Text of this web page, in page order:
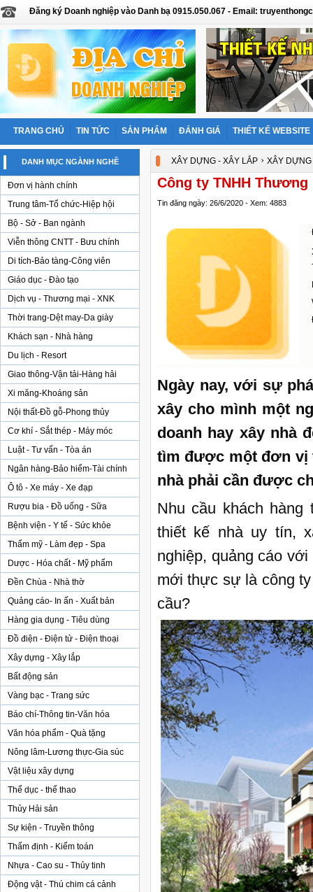
Đăng ký Doanh nghiệp vào Danh bạ 0915.050.067 - Email:
TRANG CHỦ TIN TỨC SẢN PHẨM ĐÁNH GIÁ THIẾT KẾ WEBSITE
DANH MỤC NGÀNH NGHỀ
Đơn vị hành chính
Trung tâm-Tổ chức-Hiệp hội
Bộ - Sở - Ban ngành
Viễn thông CNTT - Bưu chính
Di tích-Bảo tàng-Công viên
Giáo dục - Đào tạo
Dịch vụ - Thương mại - XNK
Thời trang-Dệt may-Da giày
Khách sạn - Nhà hàng
Du lịch - Resort
Giao thông-Vận tải-Hàng hải
Xi măng-Khoáng sản
Nội thất-Đồ gỗ-Phong thủy
Cơ khí - Sắt thép - Máy móc
Luật - Tư vấn - Tòa án
Ngân hàng-Bảo hiểm-Tài chính
Ô tô - Xe máy - Xe đạp
Rượu bia - Đồ uống - Sữa
Bệnh viện - Y tế - Sức khỏe
Thẩm mỹ - Làm đẹp - Spa
Dược - Hóa chất - Mỹ phẩm
Đền Chùa - Nhà thờ
Quảng cáo- In ấn - Xuất bản
Hàng gia dụng - Tiêu dùng
Đồ điện - Điện tử - Điện thoại
Xây dựng - Xây lắp
Bất động sản
Vàng bạc - Trang sức
Báo chí-Thông tin-Văn hóa
Văn hóa phẩm - Quà tặng
Nông lâm-Lương thực-Gia súc
Vật liệu xây dựng
Thể dục - thể thao
Thủy Hải sản
Sự kiện - Truyền thông
Thẩm định - Kiểm toán
Nhựa - Cao su - Thủy tinh
Động vật - Thú chim cá cảnh
XÂY DỰNG - XÂY LẮP› XÂY DỰNG
Công ty TNHH
Tin đăng ngày: 26/6/2020 - Xem: 4883
Ngày nay, với sự
xây cho mình một
doanh hay xây nhà
tìm được một đơn vị
nhà phải cần được
Nhu cầu khách hàng
thiết kế nhà uy tín,
nghiệp, quảng cáo
mới thực sự là công
cầu?